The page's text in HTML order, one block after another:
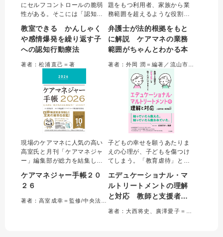
にセルフコントロールの脆弱
性がある。そこには「認知の
ては行動を是正し、認知の歪
みを修正し、適切な行動の定
着を図る認知行動療法のスキ
化を活用した教育的認知行動
療法が子どもを変える。
教室できる かんしゃく
や感情爆発を繰り返す子
への認知行動療法
著者：松浦直己＝著
題をもつ利用者、家族から業
務範囲を超えるような役割を
では、ケアマネジャーが実務
のなかで判断に迷ういわゆる
グレーゾーン業務を取り上
を、介護問題に強い弁護士が
法的根拠に基づき指南する。
弁護士が法的根拠をもと
に解説 ケアマネの業務
範囲がちゃんとわかる本
現場のケアマネに人気の高い
高室氏と月刊「ケアマネジャ
ー」編集部が総力を結集して
書き込みやすくて使いやすい
デザインで時間管理をサポー
トする。実務に役立つ資料満
載の便利帳（取り外し可能）
ケアマネジャー手帳２０
２６
子どもの幸せを願うあたりま
えの心理が、子どもを傷つけ
てしまう。「教育虐待」とと
ケーショナル・マルトリート
メントについて、教師と支援
者が正しく理解し、支援する
めた書。多様な事例をもとに
エデュケーショナル・マ
ルトリートメントの理解
と対応 教師と支援者が
にできること